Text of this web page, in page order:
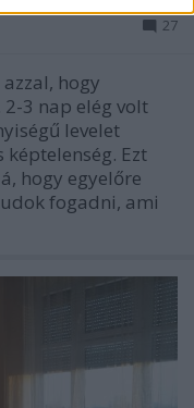
27
hogy
3 nap elég volt
levelet
Ezt
hogy egyelőre
fogadni, ami